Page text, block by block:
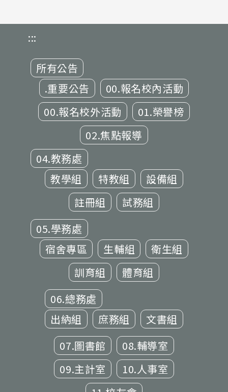
:::
所有公告
.重要公告
00.報名校內活動
00.報名校外活動
01.榮譽榜
02.焦點報導
04.教務處
教學組
特教組
設備組
註冊組
試務組
05.學務處
宿舍專區
生輔組
衛生組
訓育組
體育組
06.總務處
出納組
庶務組
文書組
07.圖書館
08.輔導室
09.主計室
10.人事室